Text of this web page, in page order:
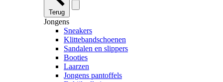
Terug
Jongens
Sneakers
Klittebandschoenen
Sandalen en slippers
Booties
Laarzen
Jongens pantoffels